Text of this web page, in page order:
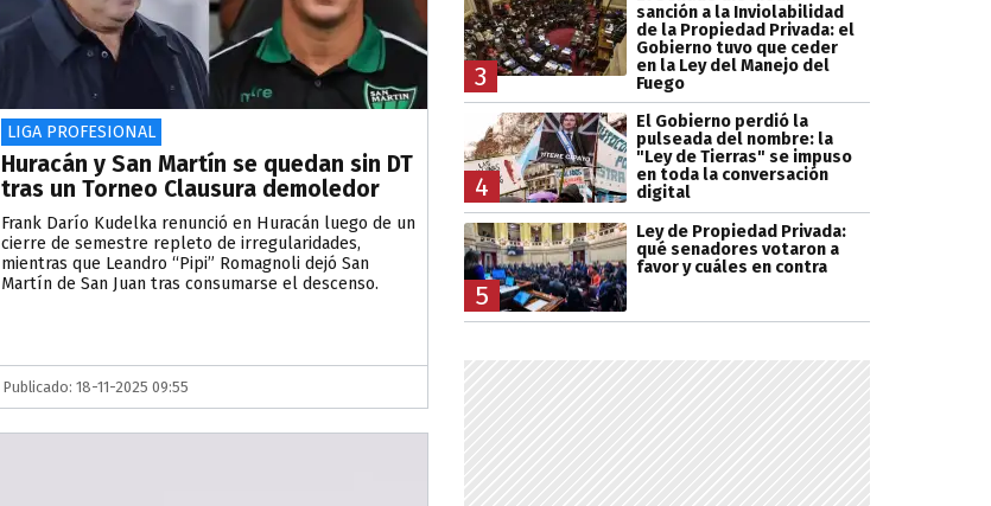
LIGA PROFESIONAL
Huracán y San Martín se quedan sin DT
tras un Torneo Clausura demoledor
Frank Darío Kudelka renunció en Huracán luego de un
cierre de semestre repleto de irregularidades,
mientras que Leandro “Pipi” Romagnoli dejó San
Martín de San Juan tras consumarse el descenso.
Publicado: 18-11-2025 09:55
3
sanción a la Inviolabilidad
de la Propiedad Privada: el
Gobierno tuvo que ceder
en la Ley del Manejo del
Fuego
4
El Gobierno perdió la
pulseada del nombre: la
"Ley de Tierras" se impuso
en toda la conversación
digital
5
Ley de Propiedad Privada:
qué senadores votaron a
favor y cuáles en contra